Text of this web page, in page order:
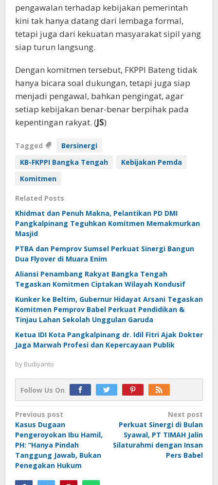
pengawalan terhadap kebijakan pemerintah
kini tak hanya datang dari lembaga formal,
tetapi juga dari kekuatan masyarakat sipil yang
siap turun langsung.
Dengan komitmen tersebut, FKPPI Bateng tidak
hanya bicara soal dukungan, tetapi juga siap
menjadi pengawal, bahkan pengingat, agar
setiap kebijakan benar-benar berpihak pada
kepentingan rakyat. (JS)
Tagged
Bersinergi
KB-FKPPI Bangka Tengah
Kebijakan Pemda
Komitmen
Related Posts
Khidmat dan Penuh Makna, Pelantikan PD DMI
Pangkalpinang Teguhkan Komitmen Memakmurkan
Masjid
PTBA dan Pemprov Sumsel Perkuat Sinergi Bangun
Dua Flyover di Muara Enim
Aliansi Penambang Rakyat Bangka Tengah
Tegaskan Komitmen Ciptakan Wilayah Kondusif
Kunker ke Beltim, Gubernur Hidayat Arsani Tegaskan
Komitmen Pemprov Babel Perkuat Pendidikan &
Tinjau Lahan Sekolah Unggulan Garuda
Ketua IDI Kota Pangkalpinang dr. Idil Fitri Ajak Dokter
Jaga Marwah Profesi dan Kepercayaan Publik
by Budiyanto
Follow Us On
Post
navigation
Previous post
Kasus Dugaan
Pengeroyokan Ibu Hamil,
PH: “Hanya Pindah
Tanggung Jawab, Bukan
Penegakan Hukum
Next post
Perkuat Sinergi di Bulan
Syawal, PT TIMAH Jalin
Silaturahmi dengan Insan
Pers Babel